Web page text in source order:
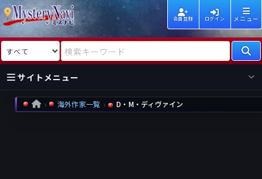
会員登録 ログイン メニュー
検索対象 検索キーワード
サイトメニュー
国内
海外
新着
HOME 海外作家一覧 D・M・ディヴァイン